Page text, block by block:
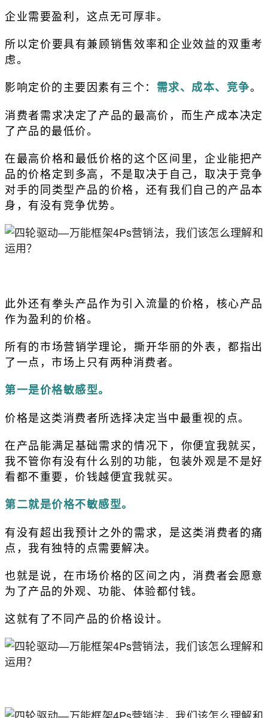
企业需要盈利，这点无可厚非。
所以定价要具有兼顾销售效率和企业效益的双重考
虑。
影响定价的主要因素有三个： 需求、成本、竞争。
消费者需求决定了产品的最高价，而生产成本决定
了产品的最低价。
在最高价格和最低价格的这个区间里，企业能把产
品的价格定到多高，不是取决于自己，取决于竞争
对手的同类型产品的价格，还有我们自己的产品本
身，有没有竞争优势。
此外还有拳头产品作为引入流量的价格，核心产品
作为盈利的价格。
所有的市场营销学理论，撕开华丽的外表，都指出
了一点，市场上只有两种消费者。
第一是价格敏感型。
价格是这类消费者所选择决定当中最重视的点。
在产品能满足基础需求的情况下，你便宜我就买，
我不管你有没有什么别的功能，包装外观是不是好
看都不重要，价钱越便宜我就买。
第二就是价格不敏感型。
有没有超出我预计之外的需求，是这类消费者的痛
点，我有独特的点需要解决。
也就是说，在市场价格的区间之内，消费者会愿意
为了产品的外观、功能、体验都付钱。
这就有了不同产品的价格设计。